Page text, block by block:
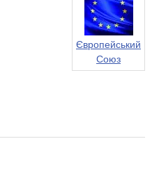
Європейський
Союз